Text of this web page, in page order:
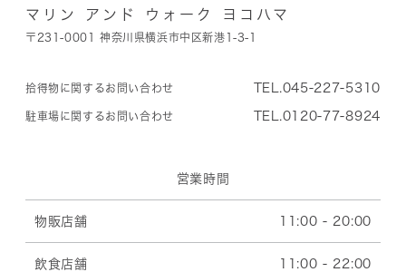
マリン アンド ウォーク ヨコハマ
〒231-0001 神奈川県横浜市中区新港1-3-1
拾得物に関するお問い合わせ TEL.045-227-5310
駐車場に関するお問い合わせ TEL.0120-77-8924
営業時間
物販店舗 11:00 - 20:00
飲食店舗 11:00 - 22:00